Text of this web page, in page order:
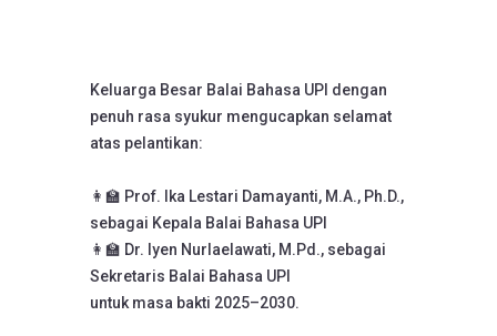
Keluarga Besar Balai Bahasa UPI dengan
penuh rasa syukur mengucapkan selamat
atas pelantikan:
👩‍🏫 Prof. Ika Lestari Damayanti, M.A., Ph.D.,
sebagai Kepala Balai Bahasa UPI
👩‍🏫 Dr. Iyen Nurlaelawati, M.Pd., sebagai
Sekretaris Balai Bahasa UPI
untuk masa bakti 2025–2030.